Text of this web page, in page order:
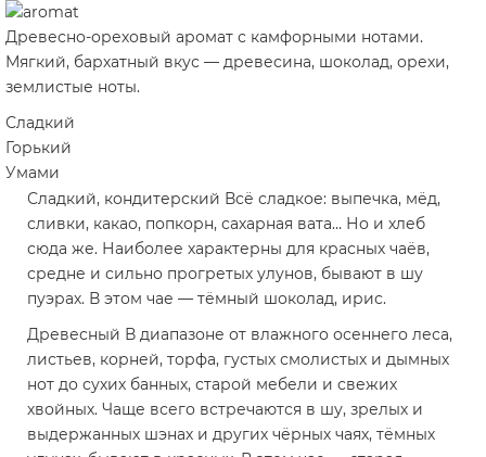
Древесно-ореховый аромат с камфорными нотами.
Мягкий, бархатный вкус — древесина, шоколад, орехи,
землистые ноты.
Сладкий
Горький
Умами
Сладкий, кондитерский Всё сладкое: выпечка, мёд,
сливки, какао, попкорн, сахарная вата… Но и хлеб
сюда же. Наиболее характерны для красных чаёв,
средне и сильно прогретых улунов, бывают в шу
пуэрах. В этом чае — тёмный шоколад, ирис.
Древесный В диапазоне от влажного осеннего леса,
листьев, корней, торфа, густых смолистых и дымных
нот до сухих банных, старой мебели и свежих
хвойных. Чаще всего встречаются в шу, зрелых и
выдержанных шэнах и других чёрных чаях, тёмных